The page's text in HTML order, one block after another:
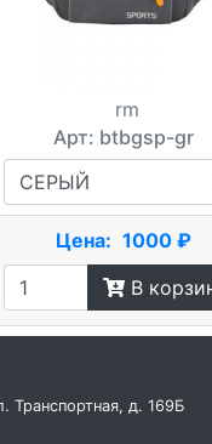
rm
Арт: btbgsp-gr
Цена: 1000 ₽
В
Транспортная, д. 169Б